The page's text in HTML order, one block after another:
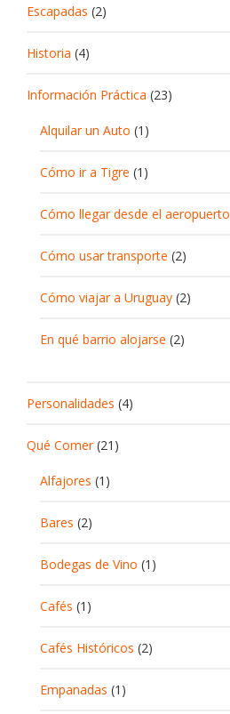
Escapadas (2)
Historia (4)
Información Práctica (23)
Alquilar un Auto (1)
Cómo ir a Tigre (1)
Cómo llegar desde el aeropuerto
Cómo usar transporte (2)
Cómo viajar a Uruguay (2)
En qué barrio alojarse (2)
Personalidades (4)
Qué Comer(21)
Alfajores (1)
Bares (2)
Bodegas de Vino (1)
Cafés (1)
Cafés Históricos (2)
Empanadas (1)